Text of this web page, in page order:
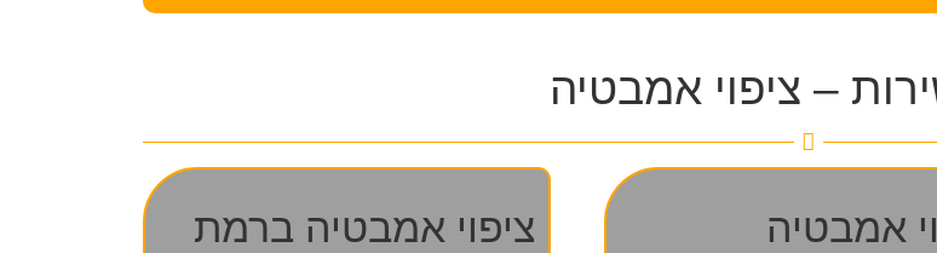
– ציפוי אמבטיה
אמבטיה
ציפוי אמבטיה ברמת